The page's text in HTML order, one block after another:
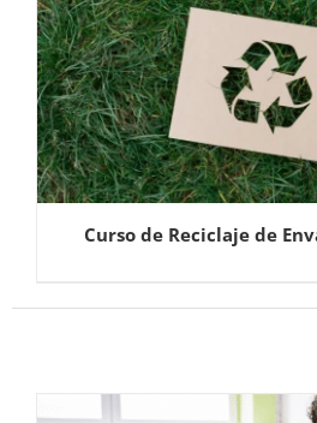
Curso de Reciclaje de